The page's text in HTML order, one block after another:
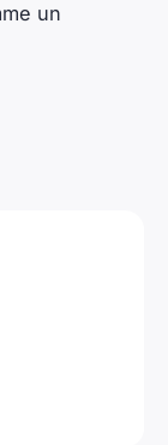
un